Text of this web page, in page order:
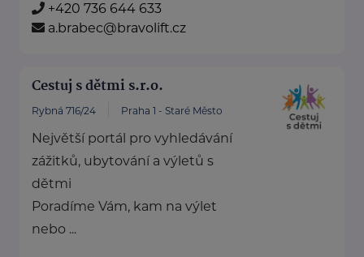
+420 736 644 633
a.brabec@bravolift.cz
Cestuj s dětmi s.r.o.
Rybná 716/24 Praha 1 - Staré Město
Největší portál pro vyhledávání
zážitků, ubytování a výletů s
dětmi
Poradíme Vám, kam na výlet
nebo ...